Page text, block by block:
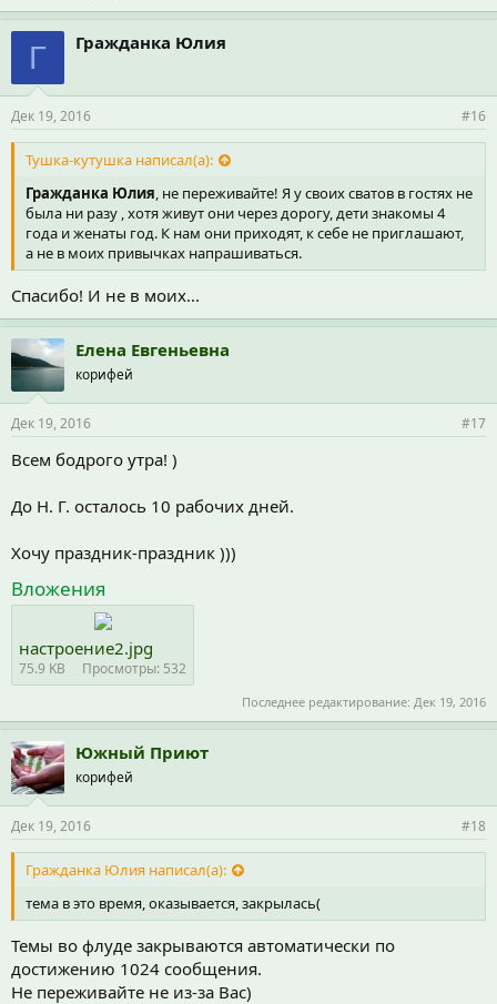
Г Гражданка Юлия
Дек 19, 2016 #16
Тушка-кутушка написал(а):
Гражданка Юлия, не переживайте! Я у своих сватов в гостях не
была ни разу , хотя живут они через дорогу, дети знакомы 4
года и женаты год. К нам они приходят, к себе не приглашают,
а не в моих привычках напрашиваться.
Спасибо! И не в моих...
Елена Евгеньевна
корифей
Дек 19, 2016 #17
Всем бодрого утра! )
До Н. Г. осталось 10 рабочих дней.
Хочу праздник-праздник )))
Вложения
настроение2.jpg
75.9 KB Просмотры: 532
Последнее редактирование: Дек 19, 2016
Южный Приют
корифей
Дек 19, 2016 #18
Гражданка Юлия написал(а):
тема в это время, оказывается, закрылась(
Темы во флуде закрываются автоматически по
достижению 1024 сообщения.
Не переживайте не из-за Вас)